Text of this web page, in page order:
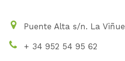
Puente Alta s/n. La
+ 34 952 54 95 62